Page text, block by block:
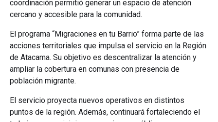
coordinación permitió generar un espacio de atención
cercano y accesible para la comunidad.
El programa “Migraciones en tu Barrio” forma parte de las
acciones territoriales que impulsa el servicio en la Región
de Atacama. Su objetivo es descentralizar la atención y
ampliar la cobertura en comunas con presencia de
población migrante.
El servicio proyecta nuevos operativos en distintos
puntos de la región. Además, continuará fortaleciendo el